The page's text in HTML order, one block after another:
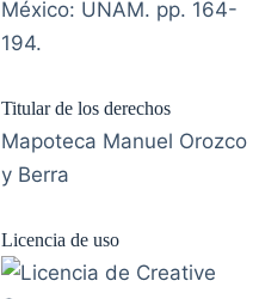
México: UNAM. pp. 164-
194.
Titular de los derechos
Mapoteca Manuel Orozco
y Berra
Licencia de uso